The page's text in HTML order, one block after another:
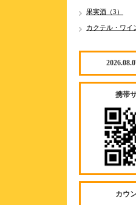
果実酒（3）
カクテル・ワイ
携帯
カウ